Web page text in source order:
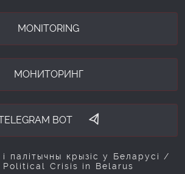
MONITORING
МОНИТОРИНГ
BOT
палітычны крызіс у Беларусі /
Political Crisis in Belarus